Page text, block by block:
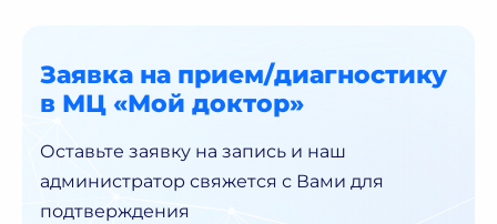
Заявка на прием/диагностику
в МЦ «Мой доктор»
Оставьте заявку на запись и наш
администратор свяжется с Вами для
подтверждения